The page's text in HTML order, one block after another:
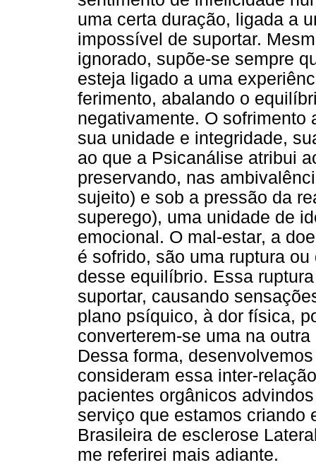
uma certa duração, ligada a
impossível de suportar.
ignorado, supõe-se sempre
esteja ligado a uma
ferimento, abalando o
negativamente. O sofrimento
sua unidade e integridade,
ao que a Psicanálise atribui
preservando, nas
sujeito) e sob a pressão da
superego), uma unidade de
emocional. O mal-estar, a
é sofrido, são uma ruptura
desse equilíbrio. Essa
suportar, causando
plano psíquico, à dor física,
converterem-se uma na
Dessa forma,
consideram essa inter-
pacientes orgânicos
serviço que estamos criando
Brasileira de esclerose
me referirei mais adiante.